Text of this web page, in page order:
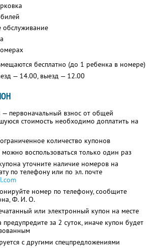
обслуживание
бесплатно (до 1 ребенка в номере)
— 14.00, выезд — 12.00
— первоначальный взнос от общей
стоимость необходимо доплатить на
количество купонов
воспользоваться только один раз
уточните наличие номеров на
по телефону или по эл. почте
номер по телефону, сообщите
Ф. И. О.
или электронный купон на месте
за 2 суток, иначе купон будет
с другими спецпредложениями